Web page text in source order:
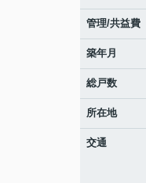
管理/共益費
築年月
総戸数
所在地
交通